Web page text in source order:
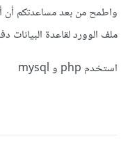
واطمح من بعد مساعدتكم
ملف الوورد لقاعدة البيانات
استخدم php و mysql